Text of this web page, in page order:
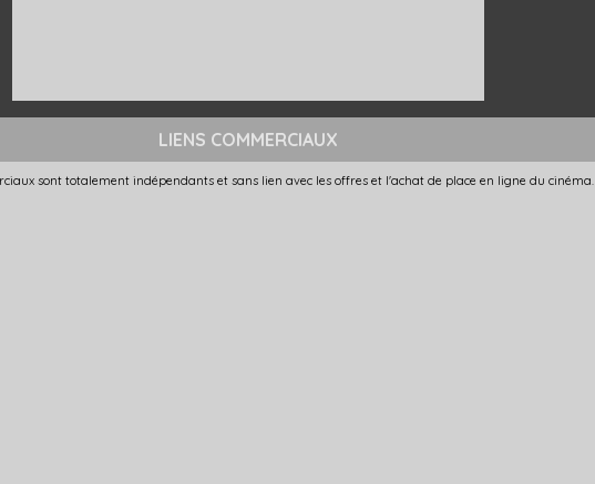
LIENS COMMERCIAUX
sont totalement indépendants et sans lien avec les offres et l'achat de place en ligne du cinéma.